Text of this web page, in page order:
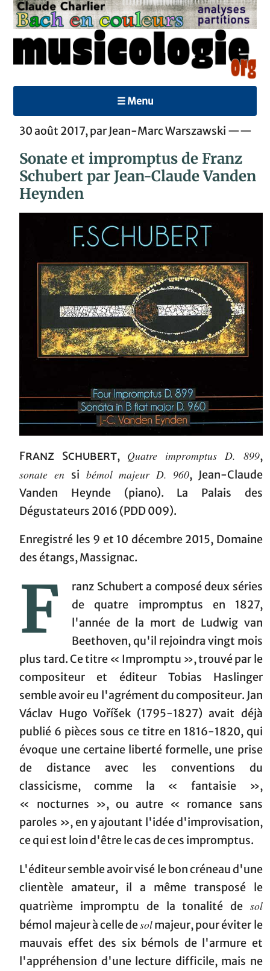
☰ Menu
30 août 2017, par Jean-Marc Warszawski ——
Sonate et impromptus de Franz
Schubert par Jean-Claude Vanden
Heynden
Franz Schubert, Quatre impromptus D. 899,
sonate en si bémol majeur D. 960, Jean-Claude
Vanden Heynde (piano). La Palais des
Dégustateurs 2016 (PDD 009).
Enregistré les 9 et 10 décembre 2015, Domaine
des étangs, Massignac.
F
ranz Schubert a composé deux séries
de quatre impromptus en 1827,
l'année de la mort de Ludwig van
Beethoven, qu'il rejoindra vingt mois
plus tard. Ce titre « Impromptu », trouvé par le
compositeur et éditeur Tobias Haslinger
semble avoir eu l'agrément du compositeur. Jan
Václav Hugo Voříšek (1795-1827) avait déjà
publié 6 pièces sous ce titre en 1816-1820, qui
évoque une certaine liberté formelle, une prise
de distance avec les conventions du
classicisme, comme la « fantaisie »,
« nocturnes », ou autre « romance sans
paroles », en y ajoutant l'idée d'improvisation,
ce qui est loin d'être le cas de ces impromptus.
L'éditeur semble avoir visé le bon créneau d'une
clientèle amateur, il a même transposé le
quatrième impromptu de la tonalité de sol
bémol majeur à celle desolmajeur, pour éviter le
mauvais effet des six bémols de l'armure et
l'appréhension d'une lecture difficile, mais ne